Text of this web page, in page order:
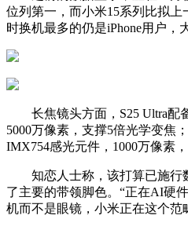
位列第一，而小米15系列比拟上
时换机最多的仍是iPhone用户，
长焦镜头方面，S25 Ultra配
5000万像素，支撑5倍光学变焦
IMX754感光元件，1000万像素
知恋人士称，该打算已施行
了主要的带领脚色。“正在AI硬
机而不是眼镜，小米正在这个范